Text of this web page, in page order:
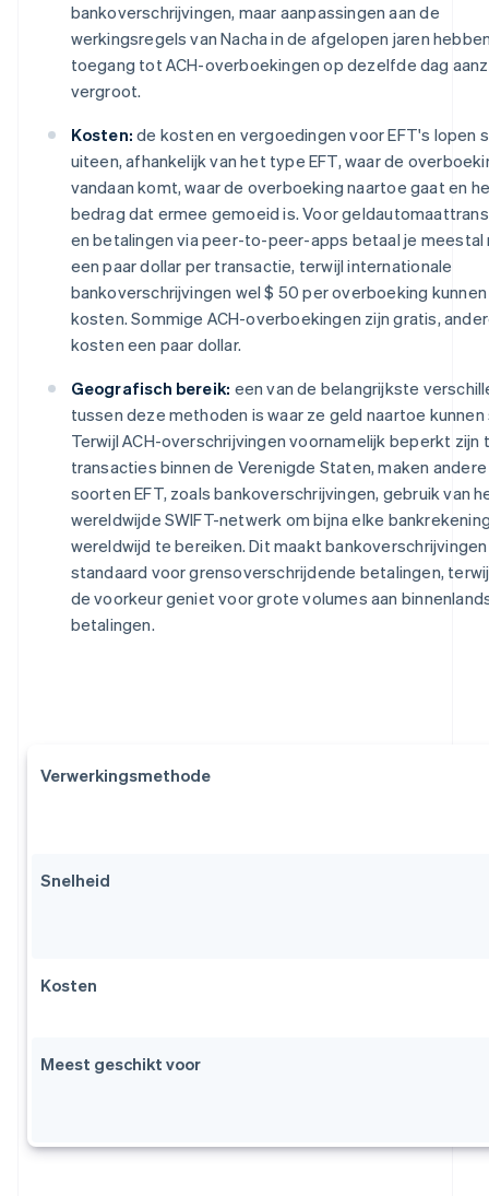
bankoverschrijvingen, maar aanpassingen aan de
werkingsregels van Nacha in de afgelopen jaren
toegang tot ACH-overboekingen op dezelfde dag
vergroot.
Kosten: de kosten en vergoedingen voor EFT's lopen
uiteen, afhankelijk van het type EFT, waar de
vandaan komt, waar de overboeking naartoe gaat en
bedrag dat ermee gemoeid is. Voor
en betalingen via peer-to-peer-apps betaal je meestal
een paar dollar per transactie, terwijl internationale
bankoverschrijvingen wel $ 50 per overboeking kunnen
kosten. Sommige ACH-overboekingen zijn gratis,
kosten een paar dollar.
Geografisch bereik: een van de belangrijkste
tussen deze methoden is waar ze geld naartoe kunnen
Terwijl ACH-overschrijvingen voornamelijk beperkt zijn
transacties binnen de Verenigde Staten, maken andere
soorten EFT, zoals bankoverschrijvingen, gebruik van
wereldwijde SWIFT-netwerk om bijna elke
wereldwijd te bereiken. Dit maakt
standaard voor grensoverschrijdende betalingen,
de voorkeur geniet voor grote volumes aan
betalingen.
Verwerkingsmethode
Snelheid
Kosten
Meest geschikt voor